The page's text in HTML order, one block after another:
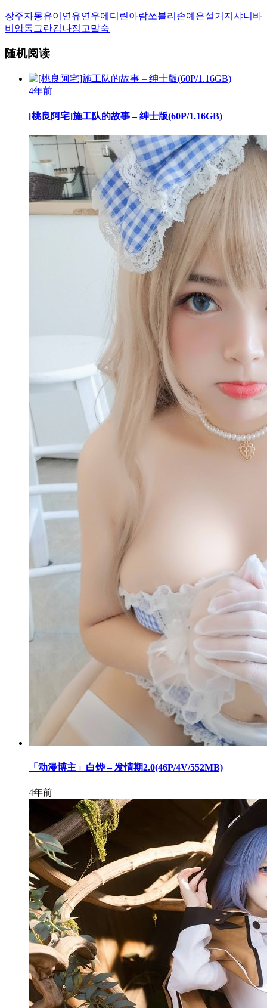
장주자몽유이 연유연우에디린아람쏘블리 손예은설거지 샤니 바
비앙동그란김나정 고말숙
随机阅读
4年前
[桃良阿宅]施工队的故事 – 绅士版(60P/1.16GB)
「动漫博主」白烨 – 发情期2.0(46P/4V/552MB)
4年前